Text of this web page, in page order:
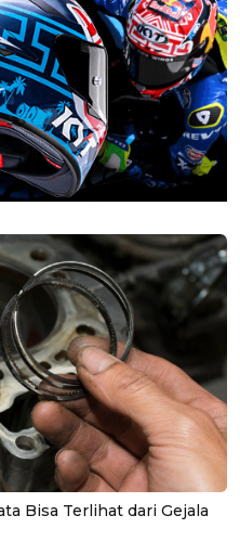
Bisa Terlihat dari Gejala